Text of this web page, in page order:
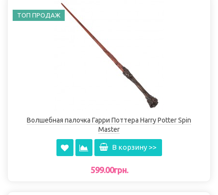
ТОП ПРОДАЖ
Волшебная палочка Гарри Поттера Harry Potter Spin
Master
В корзину >>
599.00грн.